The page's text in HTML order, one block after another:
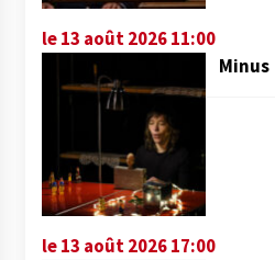
le 13 août 2026 11:00
Minus
le 13 août 2026 17:00